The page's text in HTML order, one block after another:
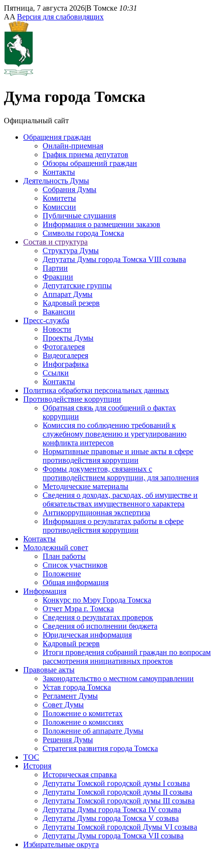
Пятница, 7 августа 2026|В Томске 10:31
AA Версия для слабовидящих
Дума города Томска
Официальный сайт
Обращения граждан
Онлайн-приемная
График приема депутатов
Обзоры обращений граждан
Контакты
Деятельность Думы
Собрания Думы
Комитеты
Комиссии
Публичные слушания
Информация о размещении заказов
Символы города Томска
Состав и структура
Структура Думы
Депутаты Думы города Томска VIII созыва
Партии
Фракции
Депутатские группы
Аппарат Думы
Кадровый резерв
Вакансии
Пресс-служба
Новости
Проекты Думы
Фотогалерея
Видеогалерея
Инфографика
Ссылки
Контакты
Политика обработки персональных данных
Прoтивoдeйствие кoрpупции
Обратная связь для сообщений о фактах
коррупции
Комиссия по соблюдению требований к
служебному поведению и урегулированию
конфликта интересов
Нормативные правовые и иные акты в сфере
противодействия коррупции
Формы документов, связанных с
противодействием коррупции, для заполнения
Методические материалы
Сведения о доходах, расходах, об имуществе и
обязательствах имущественного характера
Антикоррупционная экспертиза
Информация о результатах работы в сфере
противодействия коррупции
Контакты
Молодежный совет
План работы
Список участников
Положение
Общая информация
Информация
Конкурс по Мэру Города Томска
Отчет Мэра г. Томска
Сведения о результатах проверок
Сведения об исполнении бюджета
Юридическая информация
Кадровый резерв
Итоги проведения собраний граждан по вопросам
рассмотрения инициативных проектов
Правовые акты
Законодательство о местном самоуправлении
Устав города Томска
Регламент Думы
Совет Думы
Положение о комитетах
Положение о комиссиях
Положение об аппарате Думы
Решения Думы
Стратегия развития города Томска
ТОС
История
Историческая справка
Депутаты Томской городской думы I созыва
Депутаты Томской городской думы II созыва
Депутаты Томской городской думы III созыва
Депутаты Думы города Томска IV созыва
Депутаты Думы города Томска V созыва
Депутаты Томской городской Думы VI созыва
Депутаты Думы города Томска VII созыва
Избирательные округа